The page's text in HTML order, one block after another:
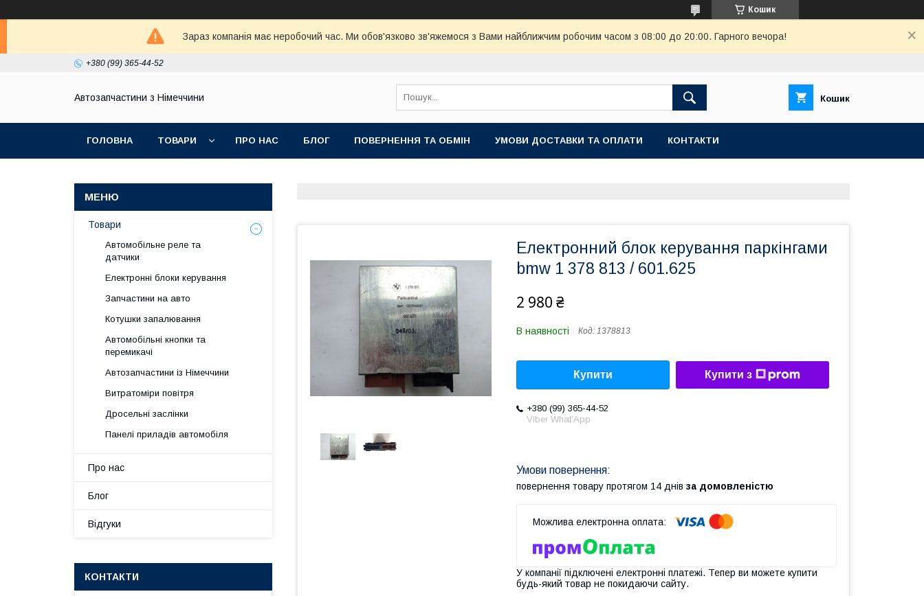
Кошик
Зараз компанія має неробочий час. Ми обов'язково зв'яжемося з Вами найближчим робочим часом з 08:00 до 20:00. Гарного вечора!
+380 (99) 365-44-52
Автозапчастини з Німеччини Кошик
ГОЛОВНА ТОВАРИ ПРО НАС БЛОГ ПОВЕРНЕННЯ ТА ОБМІН УМОВИ ДОСТАВКИ ТА ОПЛАТИ КОНТАКТИ
Електронний блок керування паркінгами
bmw 1 378 813 / 601.625
2 980 ₴
В наявності Код: 1378813
Купити Купити з
+380 (99) 365-44-52
Viber What’App
повернення товару протягом 14 днів за домовленістю
У компанії підключені електронні платежі. Тепер ви можете купити
будь-який товар не покидаючи сайту.
Товари
Автомобільне реле та
датчики
Електронні блоки керування
Запчастини на авто
Котушки запалювання
Автомобільні кнопки та
перемикачі
Автозапчастини із Німеччини
Витратоміри повітря
Дросельні заслінки
Панелі приладів автомобіля
Про нас
Блог
Відгуки
КОНТАКТИ